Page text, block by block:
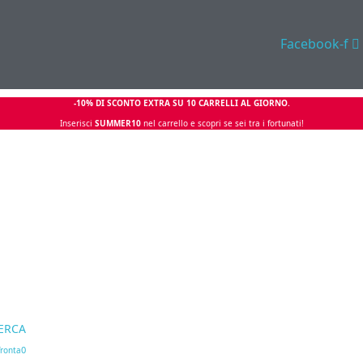
Facebook-f
-10% DI SCONTO EXTRA SU 10 CARRELLI AL GIORNO.
Inserisci SUMMER10 nel carrello e scopri se sei tra i fortunati!
0